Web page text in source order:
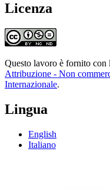
Licenza
Questo lavoro è fornito con
Attribuzione - Non
Internazionale.
Lingua
English
Italiano